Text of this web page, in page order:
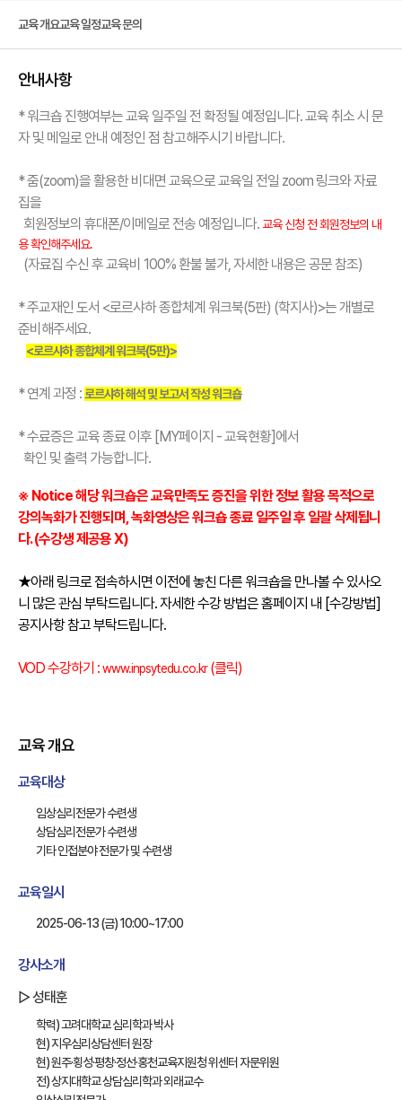
교육 개요교육 일정교육 문의
안내사항
* 워크숍 진행여부는 교육 일주일 전 확정될 예정입니다. 교육 취소 시 문
자 및 메일로 안내 예정인 점 참고해주시기 바랍니다.
* 줌(zoom)을 활용한 비대면 교육으로 교육일 전일 zoom 링크와 자료
집을
회원정보의 휴대폰/이메일로 전송 예정입니다. 교육 신청 전 회원정보의 내
용 확인해주세요.
(자료집 수신 후 교육비 100% 환불 불가, 자세한 내용은 공문 참조)
* 주교재인 도서 <로르샤하 종합체계 워크북(5판) (학지사)>는 개별로
준비해주세요.
<로르샤하 종합체계 워크북(5판)>
* 연계 과정 : 로르샤하 해석 및 보고서 작성 워크숍
* 수료증은 교육 종료 이후 [MY페이지 - 교육현황]에서
확인 및 출력 가능합니다.
※ Notice 해당 워크숍은 교육만족도 증진을 위한 정보 활용 목적으로
강의녹화가 진행되며, 녹화영상은 워크숍 종료 일주일 후 일괄 삭제됩니
다. (수강생 제공용 X)
★아래 링크로 접속하시면 이전에 놓친 다른 워크숍을 만나볼 수 있사오
니 많은 관심 부탁드립니다. 자세한 수강 방법은 홈페이지 내 [수강방법]
공지사항 참고 부탁드립니다.
VOD 수강하기 :www.inpsytedu.co.kr(클릭)
교육 개요
교육대상
임상심리전문가 수련생
상담심리전문가 수련생
기타 인접분야 전문가 및 수련생
교육일시
2025-06-13 (금) 10:00~17:00
강사소개
▷ 성태훈
학력) 고려대학교 심리학과 박사
현) 지우심리상담센터 원장
현) 원주·횡성·평창·정선·홍천교육지원청 위센터 자문위원
전) 상지대학교 상담심리학과 외래교수